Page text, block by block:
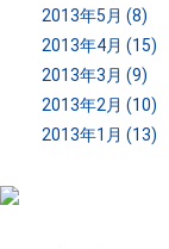
2013年5月 (8)
2013年4月 (15)
2013年3月 (9)
2013年2月 (10)
2013年1月 (13)